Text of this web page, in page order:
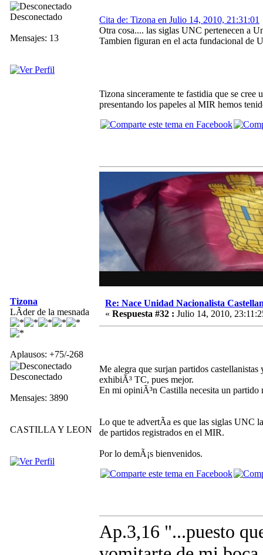
Desconectado
Mensajes: 13
Cita de: Tizona en Julio 14, 2010, 21:31:01
Otra cosa.... las siglas UNC pertenecen a
Tambien figuran en el acta fundacional de
Tizona sinceramente te fastidia que se
presentando los papeles al MIR hemos
Tizona
LÃ­der de la mesnada
Aplausos: +75/-268
Desconectado
Mensajes: 3890
CASTILLA Y LEON
Re: Nace Unidad Nacionalista
« Respuesta #32 : Julio 14, 2010,
Me alegra que surjan partidos
exhibiÃ³ TC, pues mejor.
En mi opiniÃ³n Castilla necesita un partido
Lo que te advertÃ­a es que las siglas UNC
de partidos registrados en el MIR.
Por lo demÃ¡s bienvenidos.
Ap.3,16 "...puesto